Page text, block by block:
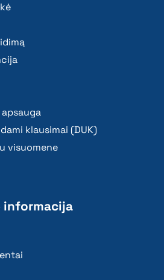
klausimai (DUK)
visuomene
informacija